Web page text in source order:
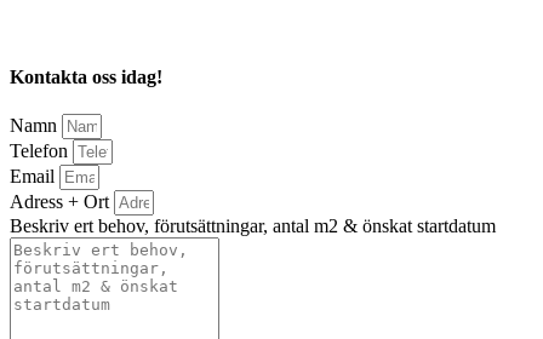
Kontakta oss idag!
Namn
Telefon
Email
Adress + Ort
Beskriv ert behov, förutsättningar, antal m2 & önskat startdatum